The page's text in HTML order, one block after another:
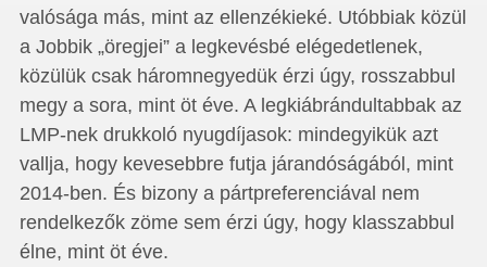
valósága más, mint az ellenzékieké. Utóbbiak közül
a Jobbik „öregjei” a legkevésbé elégedetlenek,
közülük csak háromnegyedük érzi úgy, rosszabbul
megy a sora, mint öt éve. A legkiábrándultabbak az
LMP-nek drukkoló nyugdíjasok: mindegyikük azt
vallja, hogy kevesebbre futja járandóságából, mint
2014-ben. És bizony a pártpreferenciával nem
rendelkezők zöme sem érzi úgy, hogy klasszabbul
élne, mint öt éve.